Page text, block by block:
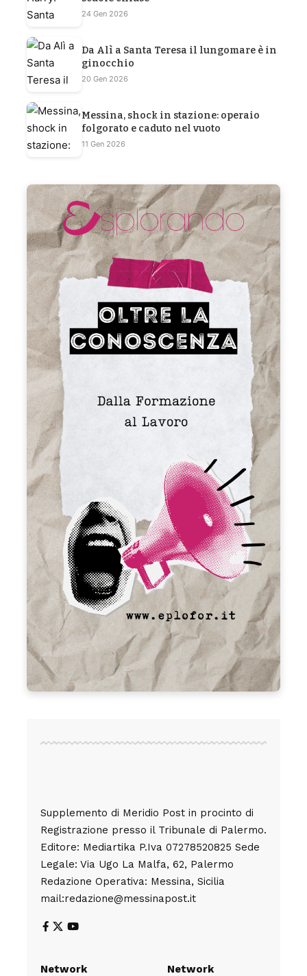
24 Gen 2026
Da Alì a Santa Teresa il lungomare è in
ginocchio
20 Gen 2026
Messina, shock in stazione: operaio
folgorato e caduto nel vuoto
11 Gen 2026
Supplemento di Meridio Post in procinto di
Registrazione presso il Tribunale di Palermo.
Editore: Mediartika P.Iva 07278520825 Sede
Legale: Via Ugo La Malfa, 62, Palermo
Redazione Operativa: Messina, Sicilia
mail:redazione@messinapost.it
Network Network